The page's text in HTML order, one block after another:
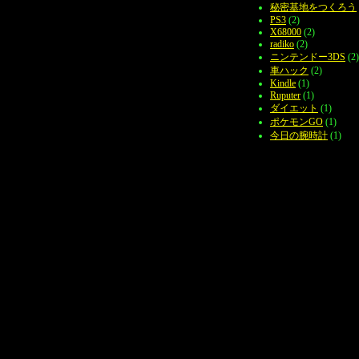
秘密基地をつくろう
PS3 (2)
X68000 (2)
radiko (2)
ニンテンドー3DS (2)
車ハック (2)
Kindle (1)
Ruputer (1)
ダイエット (1)
ポケモンGO (1)
今日の腕時計 (1)